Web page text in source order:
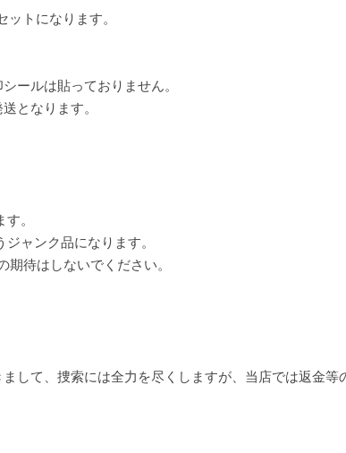
ットになります。
ールは貼っておりません。
となります。
。
ャンク品になります。
期待はしないでください。
して、捜索には全力を尽くしますが、当店では返金等